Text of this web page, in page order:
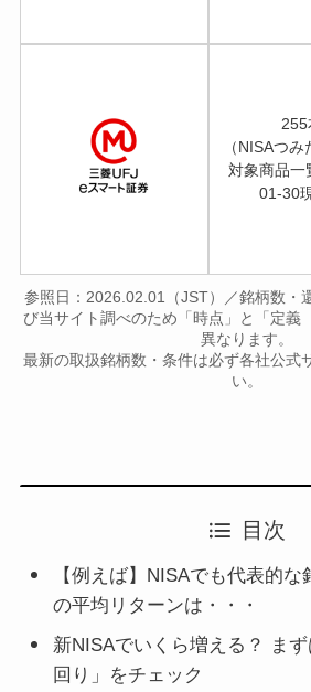
255
（NISAつ
対象商品一
01-30
参照日：2026.02.01（JST）／銘柄数・
び当サイト調べのため「時点」と「定義
異なります。
最新の取扱銘柄数・条件は必ず各社公式
い。
目次
【例えば】NISAでも代表的な
の平均リターンは・・・
新NISAでいくら増える？ ま
回り」をチェック